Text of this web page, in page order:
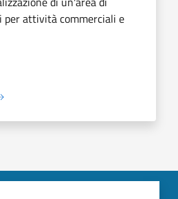
per attività commerciali e